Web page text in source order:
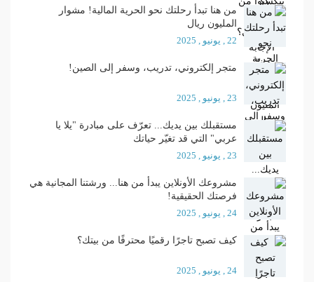
من هنا تبدأ رحلتك نحو الحرية المالية! مشوار
المليون ريال
22 , يونيو , 2025
متجر إلكتروني، تدريب، وسفر إلى الصين!
23 , يونيو , 2025
مستقبلك بين يديك... تعرّف على مبادرة "يلا يا
عربي" التي قد تغيّر حياتك
23 , يونيو , 2025
مشروعك الأونلاين يبدأ من هنا... ورشتنا المجانية هي
فرصتك الحقيقية!
24 , يونيو , 2025
كيف تصبح تاجرًا رقميًا محترفًا من بيتك؟
24 , يونيو , 2025